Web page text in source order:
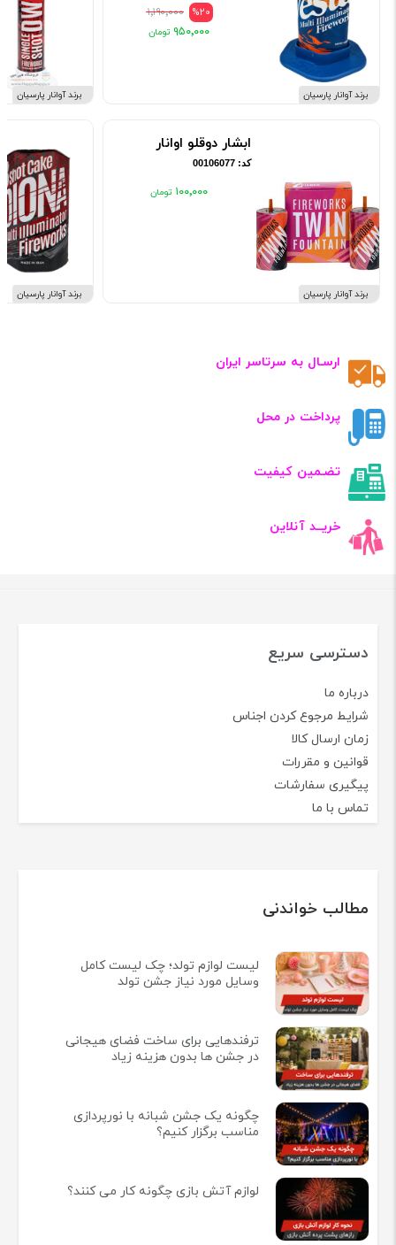
برند آوانار پارسیان
%20 ۱٬۱۹۰٬۰۰۰
۹۵۰٬۰۰۰
برند آوانار پارسیان
ابشار دوقلو اوانار
کد: 00106077
۱۰۰٬۰۰۰
برند آوانار پارسیان
برند آوانار پارسیان
ارسـال به سرتاسر ایران
پرداخت در محل
تضـمین کیفیت
خریــد آنلاین
دسترسی سریع
درباره ما
شرایط مرجوع کردن اجناس
زمان ارسال کالا
قوانین و مقررات
پیگیری سفارشات
تماس با ما
مطالب خواندنی
لیست لوازم تولد؛ چک لیست کامل
وسایل مورد نیاز جشن تولد
ترفندهایی برای ساخت فضای هیجانی
در جشن ها بدون هزینه زیاد
چگونه یک جشن شبانه با نورپردازی
مناسب برگزار کنیم؟
لوازم آتش بازی چگونه کار می کنند؟